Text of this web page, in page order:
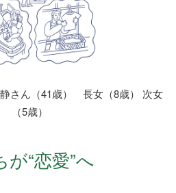
さん（41歳） 長女（8歳） 次女
（5歳）
が“恋愛”へ